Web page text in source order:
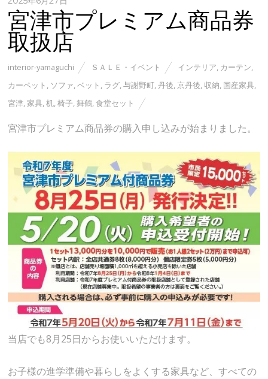
宮津市プレミアム商品券
取扱店
interior-yamaguchi ＳＡＬＥ・イベント インテリア, カーテン,
カーペット , ソファ,ベット , ラグ,与謝野町,丹後,京丹後, 収納, 国産家具,
宮津,家具,机,椅子,舞鶴,食堂セット
宮津市プレミアム商品券の購入申し込みが始まりました。
当店でも8月25日からお使いいただけます。
お子様の進学準備や暮らしをよくする家具など、すべての